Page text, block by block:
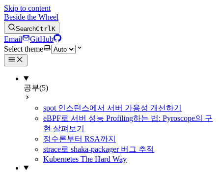
Skip to content
Beside the Wheel
SearchCtrlK
Email
GitHub
Select theme
공부(5)
spot 인스턴스에서 서버 가용성 개선하기
eBPF로 서버 성능 Profiling하는 법: Pyroscope의 구
현 살펴보기
정수론부터 RSA까지
strace로 shaka-packager 버그 추적
Kubernetes The Hard Way